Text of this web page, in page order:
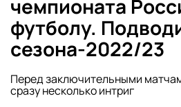
чемпионата
футболу.
сезона-2022/23
Перед заключительными
сразу несколько интриг